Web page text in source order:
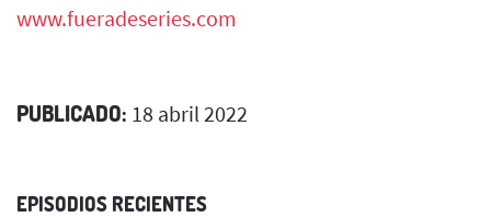
www.fueradeseries.com
PUBLICADO: 18 abril 2022
EPISODIOS RECIENTES